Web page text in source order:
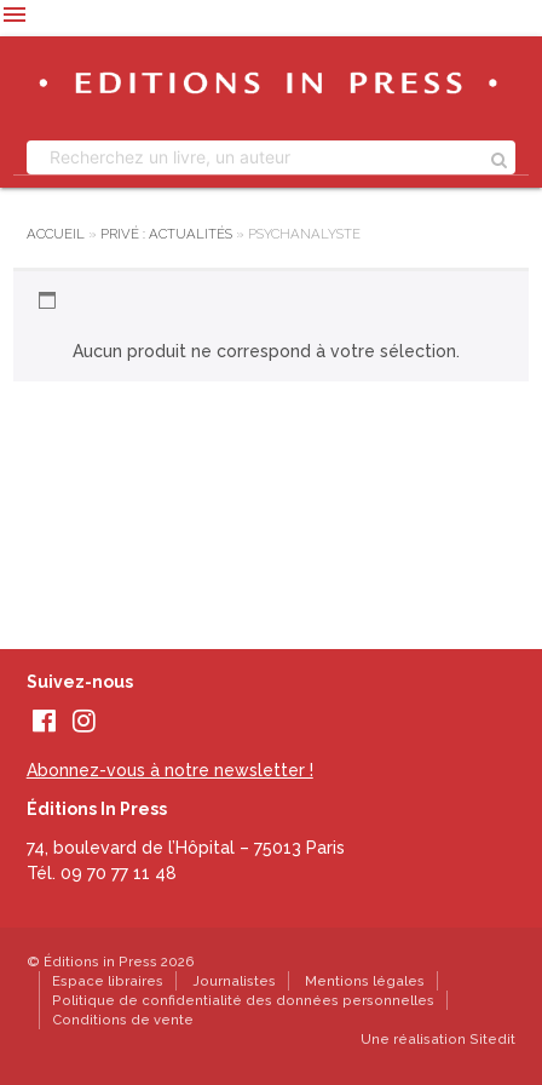
menu
ACCUEIL » PRIVÉ : ACTUALITÉS» PSYCHANALYSTE
PSYCHANALYSTE
Aucun produit ne correspond à votre sélection.
Suivez-nous
Abonnez-vous à notre newsletter !
Éditions In Press
74, boulevard de l’Hôpital – 75013 Paris
Tél. 09 70 77 11 48
© Éditions in Press 2026
Espace libraires
Journalistes
Mentions légales
Politique de confidentialité des données personnelles
Conditions de vente
Une réalisation Sitedit